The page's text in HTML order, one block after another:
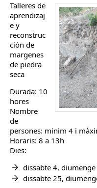
Talleres de
aprendizaj
e y
reconstruc
ción de
margenes
de piedra
seca
Durada: 10
hores
Nombre
de
persones: minim 4 i
Horaris: 8 a 13h
Dies:
dissabte 4,
dissabte 25,